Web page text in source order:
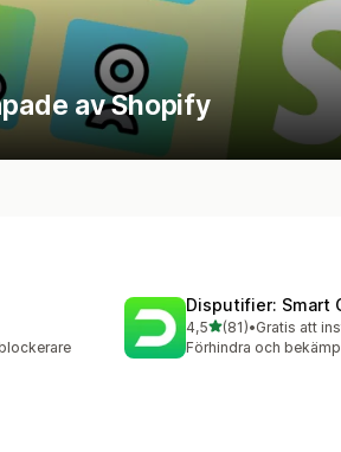
av Shopify
Disputifier: Smart
4,5av 5 stjärnor
(81)
81 recensioner totalt
•Gratis att
Förhindra och